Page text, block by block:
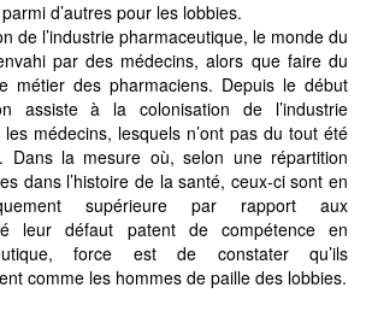
d’autres pour les lobbies.
de l’industrie pharmaceutique, le monde du
par des médecins, alors que faire du
métier des pharmaciens. Depuis le début
assiste à la colonisation de l’industrie
médecins, lesquels n’ont pas du tout été
Dans la mesure où, selon une répartition
dans l’histoire de la santé, ceux-ci sont en
supérieure par rapport aux
leur défaut patent de compétence en
force est de constater qu’ils
comme les hommes de paille des lobbies.